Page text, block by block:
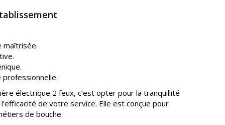
maîtrisée.
électrique 2 feux, c’est opter pour la tranquillité
de votre service. Elle est conçue pour
de bouche.